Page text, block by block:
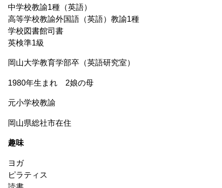
中学校教諭1種（英語）
高等学校教諭外国語（英語）教諭1種
学校図書館司書
英検準1級
岡山大学教育学部卒（英語研究室）
1980年生まれ 2娘の母
元小学校教諭
岡山県総社市在住
趣味
ヨガ
ピラティス